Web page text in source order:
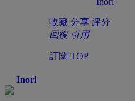
收藏 分享 評分
回復 引用
訂閱 TOP
Inori